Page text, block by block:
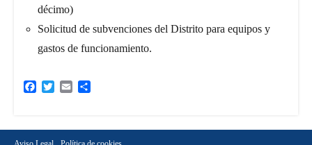
décimo)
Solicitud de subvenciones del Distrito para equipos y
gastos de funcionamiento.
FacebookTwitterEmail